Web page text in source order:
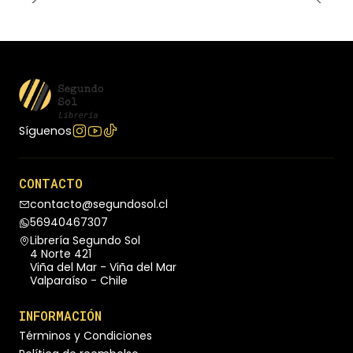
Síguenos
CONTACTO
contacto@segundosol.cl
56940467307
Librería Segundo Sol
4 Norte 421
Viña del Mar - Viña del Mar
Valparaíso - Chile
INFORMACIÓN
Términos y Condiciones